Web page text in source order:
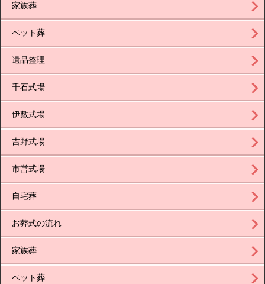
家族葬
ペット葬
遺品整理
千石式場
伊敷式場
吉野式場
市営式場
自宅葬
お葬式の流れ
家族葬
ペット葬